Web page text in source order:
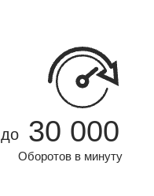
до
Оборотов в минуту
30 000